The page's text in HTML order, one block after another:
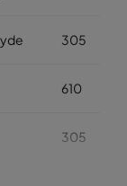
305
610
305